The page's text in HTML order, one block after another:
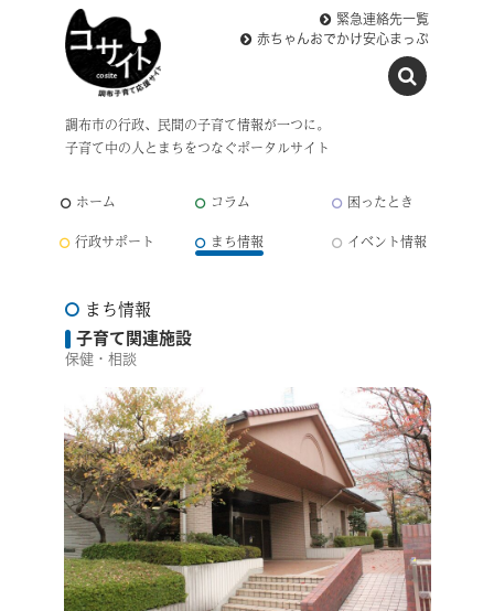
調布市の行政、民間の子育て情報が一つに。
子育て中の人とまちをつなぐポータルサイト
緊急連絡先一覧
赤ちゃんおでかけ安心まっぷ
ホーム コラム
困ったとき
行政サポート
まち情報 イベント情報
まち情報
子育て関連施設
保健・相談